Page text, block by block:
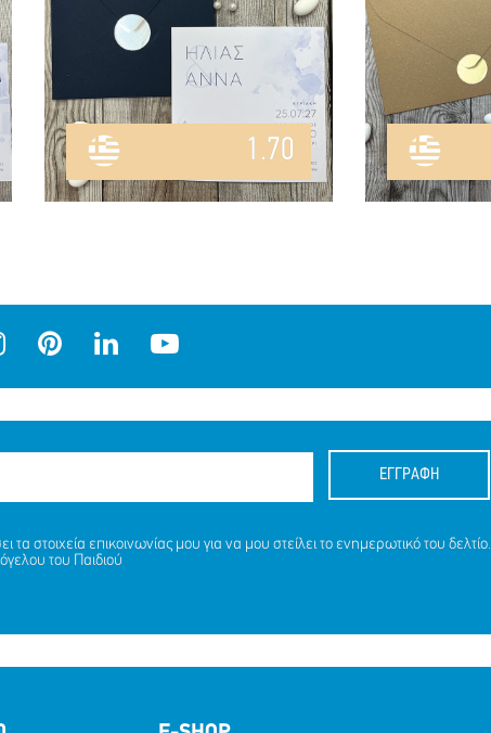
1.70
ΕΓΓΡΑΦΗ
στοιχεία επικοινωνίας μου για να μου στείλει το ενημερωτικό του δελτίο.
του Παιδιού